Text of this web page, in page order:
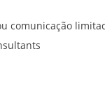
comunicação